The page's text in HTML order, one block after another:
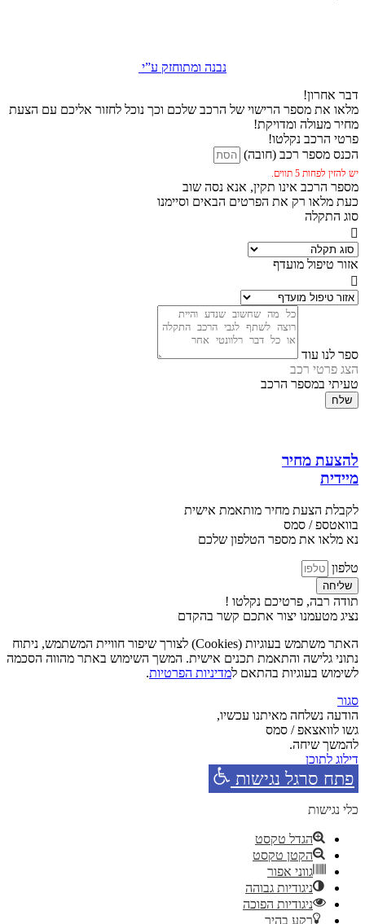
נבנה ומתוחזק ע”י
דבר אחרון!
מלאו את מספר הרישוי של הרכב שלכם וכך נוכל לחזור אליכם עם הצעת
מחיר מעולה ומדויקת!
פרטי הרכב נקלטו!
הכנס מספר רכב (חובה)
יש להזין לפחות 5 תווים.
מספר הרכב אינו תקין, אנא נסה שוב
כעת מלאו רק את הפרטים הבאים וסיימנו
סוג התקלה
אזור טיפול מועדף
ספר לנו עוד
הצג פרטי רכב
טעיתי במספר הרכב
שלח
להצעת מחיר
מיידית
לקבלת הצעת מחיר מותאמת אישית
בוואטספ / סמס
נא מלאו את מספר הטלפון שלכם
טלפון
שליחה
תודה רבה, פרטיכם נקלטו !
נציג מטעמנו יצור אתכם קשר בהקדם
האתר משתמש בעוגיות (Cookies) לצורך שיפור חוויית המשתמש, ניתוח
נתוני גלישה והתאמת תכנים אישית. המשך השימוש באתר מהווה הסכמה
לשימוש בעוגיות בהתאם למדיניות הפרטיות.
סגור
הודעה נשלחה מאיתנו עכשיו,
גשו לוואצאפ / סמס
להמשך שיחה.
דילוג לתוכן
פתח סרגל נגישות
כלי נגישות
הגדל טקסט
הקטן טקסט
גווני אפור
ניגודיות גבוהה
ניגודיות הפוכה
רקע בהיר